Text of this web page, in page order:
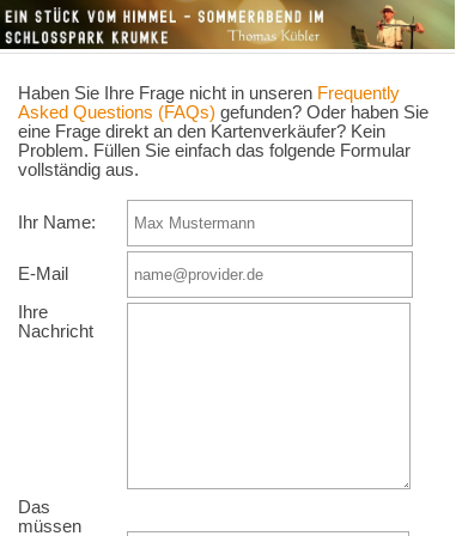
Haben Sie Ihre Frage nicht in unseren Frequently
Asked Questions (FAQs) gefunden? Oder haben Sie
eine Frage direkt an den Kartenverkäufer? Kein
Problem. Füllen Sie einfach das folgende Formular
vollständig aus.
Ihr Name:
E-Mail
Ihre
Nachricht
Das
müssen